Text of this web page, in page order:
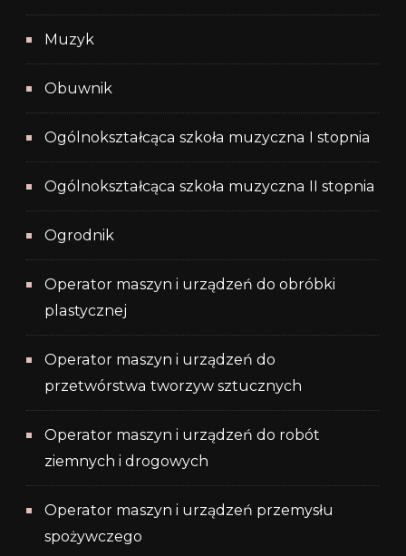
Muzyk
Obuwnik
Ogólnokształcąca szkoła muzyczna I stopnia
Ogólnokształcąca szkoła muzyczna II stopnia
Ogrodnik
Operator maszyn i urządzeń do obróbki
plastycznej
Operator maszyn i urządzeń do
przetwórstwa tworzyw sztucznych
Operator maszyn i urządzeń do robót
ziemnych i drogowych
Operator maszyn i urządzeń przemysłu
spożywczego